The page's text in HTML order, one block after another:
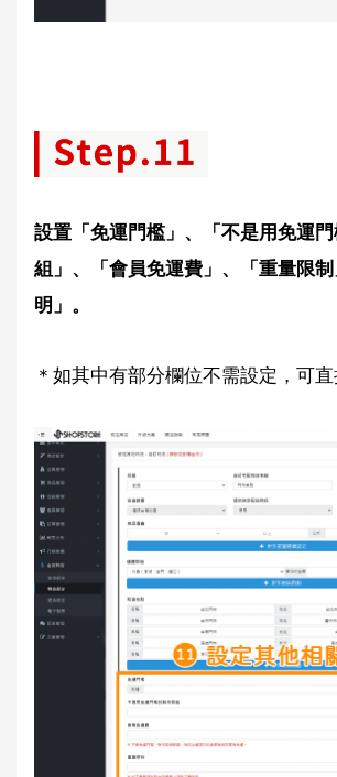
設置「免運門檻」、「不是用免運
組」、「會員免運費」、「重量限
明」。
＊如其中有部分欄位不需設定，可直